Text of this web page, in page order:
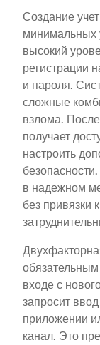
Создание
минимальных
высокий
регистрации
и пароля.
сложные
взлома.
получает
настроить
в надежном
без привязки
входе с
запросит
приложении
канал. Это